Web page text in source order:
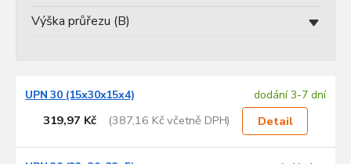
Výška průřezu (B)
s
UPN 30 (15x30x15x4) dodání 3-7 dní
319,97 Kč (387,16 Kč včetně DPH) Detail